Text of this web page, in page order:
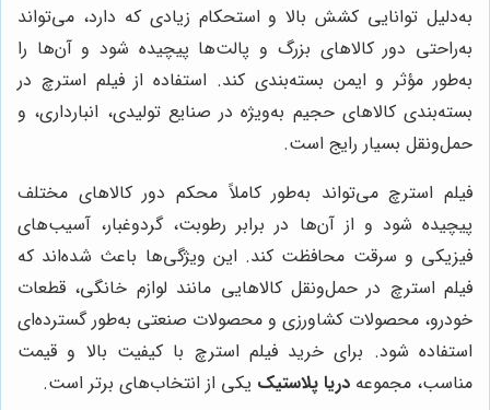
به‌دلیل توانایی کشش بالا و استحکام زیادی که دارد، می‌تواند
به‌راحتی دور کالاهای بزرگ و پالت‌ها پیچیده شود و آن‌ها را
به‌طور مؤثر و ایمن بسته‌بندی کند. استفاده از فیلم استرچ در
بسته‌بندی کالاهای حجیم به‌ویژه در صنایع تولیدی، انبارداری، و
حمل‌ونقل بسیار رایج است.
فیلم استرچ می‌تواند به‌طور کاملاً محکم دور کالاهای مختلف
پیچیده شود و از آن‌ها در برابر رطوبت، گردوغبار، آسیب‌های
فیزیکی و سرقت محافظت کند. این ویژگی‌ها باعث شده‌اند که
فیلم استرچ در حمل‌ونقل کالاهایی مانند لوازم خانگی، قطعات
خودرو، محصولات کشاورزی و محصولات صنعتی به‌طور گسترده‌ای
استفاده شود. برای خرید فیلم استرچ با کیفیت بالا و قیمت
مناسب، مجموعه دریا پلاستیک یکی از انتخاب‌های برتر است.